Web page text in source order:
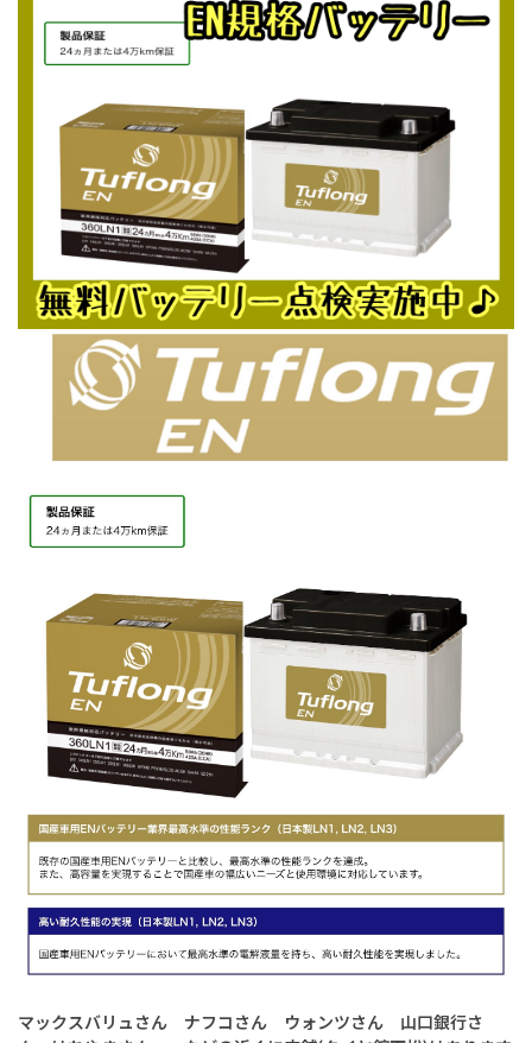
マックスバリュさん ナフコさん ウォンツさん 山口銀行さ